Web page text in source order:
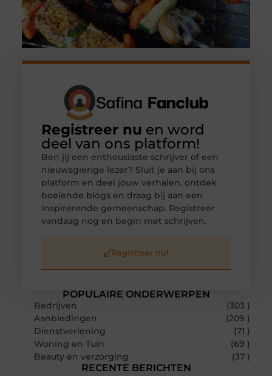
POPULAIRE ONDERWERPEN
Bedrijven
(303 )
Aanbiedingen
(209 )
Dienstverlening
(71 )
Woning en Tuin
(69 )
Beauty en verzorging
(37 )
RECENTE BERICHTEN
Registreer nu en word
deel van ons platform!
Ben jij een enthousiaste schrijver of een
nieuwsgierige lezer? Sluit je aan bij ons
platform en deel jouw verhalen, ontdek
boeiende blogs en draag bij aan een
inspirerende gemeenschap. Registreer
vandaag nog en begin met schrijven.
Registreer nu!